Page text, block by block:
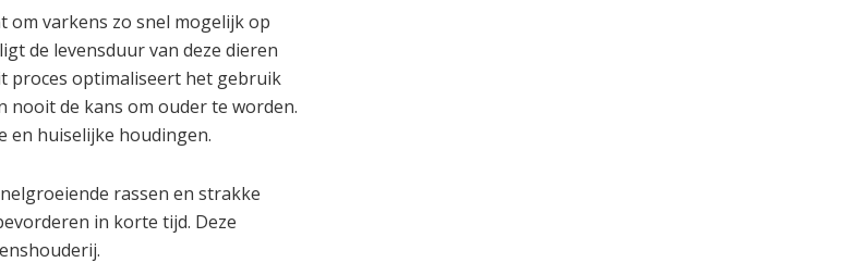
om varkens zo snel mogelijk op
de levensduur van deze dieren
proces optimaliseert het gebruik
nooit de kans om ouder te worden.
en huiselijke houdingen.
rassen en strakke
in korte tijd. Deze